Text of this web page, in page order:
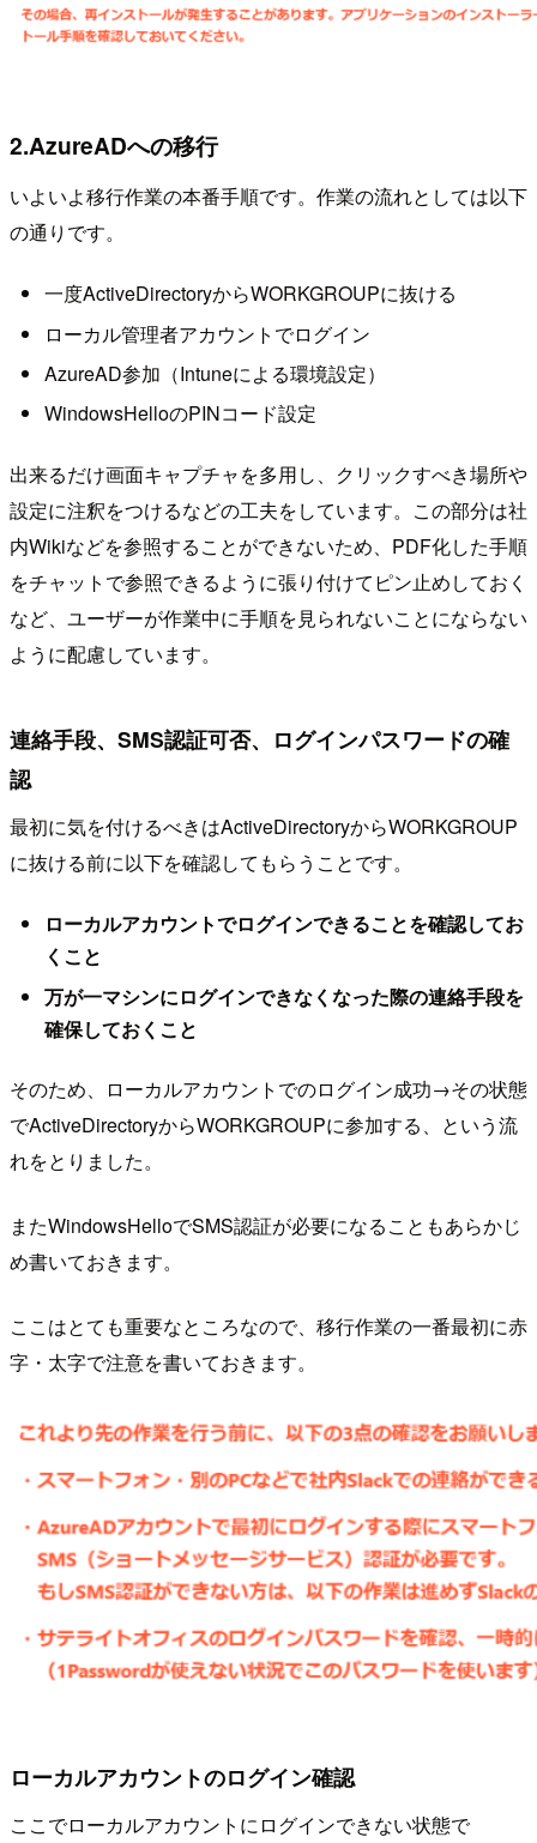
2.AzureADへの移行
いよいよ移行作業の本番手順です。作業の流れとしては以下
の通りです。
一度ActiveDirectoryからWORKGROUPに抜ける
ローカル管理者アカウントでログイン
AzureAD参加（Intuneによる環境設定）
WindowsHelloのPINコード設定
出来るだけ画面キャプチャを多用し、クリックすべき場所や
設定に注釈をつけるなどの工夫をしています。この部分は社
内Wikiなどを参照することができないため、PDF化した手順
をチャットで参照できるように張り付けてピン止めしておく
など、ユーザーが作業中に手順を見られないことにならない
ように配慮しています。
連絡手段、SMS認証可否、ログインパスワードの確
認
最初に気を付けるべきはActiveDirectoryからWORKGROUP
に抜ける前に以下を確認してもらうことです。
ローカルアカウントでログインできることを確認してお
くこと
万が一マシンにログインできなくなった際の連絡手段を
確保しておくこと
そのため、ローカルアカウントでのログイン成功→その状態
でActiveDirectoryからWORKGROUPに参加する、という流
れをとりました。
またWindowsHelloでSMS認証が必要になることもあらかじ
め書いておきます。
ここはとても重要なところなので、移行作業の一番最初に赤
字・太字で注意を書いておきます。
ローカルアカウントのログイン確認
ここでローカルアカウントにログインできない状態で